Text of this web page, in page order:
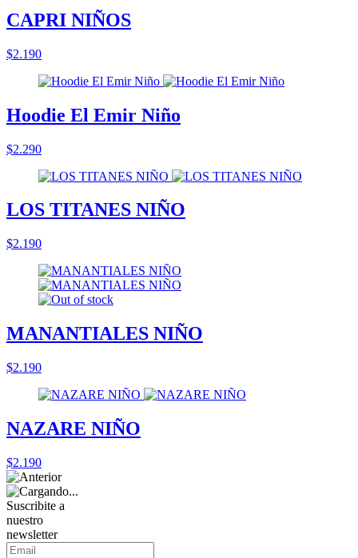
CAPRI NIÑOS
$2.190
Hoodie El Emir Niño
$2.290
LOS TITANES NIÑO
$2.190
MANANTIALES NIÑO
$2.190
NAZARE NIÑO
$2.190
Suscribite a
nuestro
newsletter